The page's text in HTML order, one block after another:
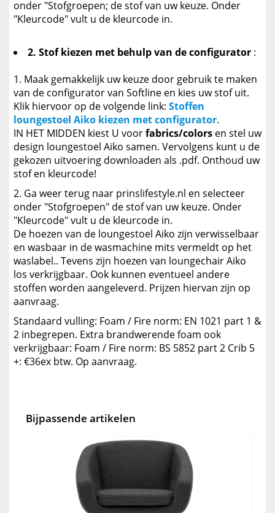
onder "Stofgroepen; de stof van uw keuze. Onder
"Kleurcode" vult u de kleurcode in.
2. Stof kiezen met behulp van de configurator :
Maak gemakkelijk uw keuze door gebruik te maken
van de configurator van Softline en kies uw stof uit.
Klik hiervoor op de volgende link: Stoffen
loungestoel Aiko kiezen met configurator.
IN HET MIDDEN kiest U voorfabrics/colors en stel uw
design loungestoel Aiko samen. Vervolgens kunt u de
gekozen uitvoering downloaden als .pdf. Onthoud uw
stof en kleurcode!
Ga weer terug naar prinslifestyle.nl en selecteer
onder "Stofgroepen" de stof van uw keuze. Onder
"Kleurcode" vult u de kleurcode in.
De hoezen van de loungestoel Aiko zijn verwisselbaar
en wasbaar in de wasmachine mits vermeldt op het
waslabel.. Tevens zijn hoezen van loungechair Aiko
los verkrijgbaar. Ook kunnen eventueel andere
stoffen worden aangeleverd. Prijzen hiervan zijn op
aanvraag.
Standaard vulling: Foam / Fire norm: EN 1021 part 1 &
2 inbegrepen. Extra brandwerende foam ook
verkrijgbaar: Foam / Fire norm: BS 5852 part 2 Crib 5
+: €36ex btw. Op aanvraag.
Bijpassende artikelen